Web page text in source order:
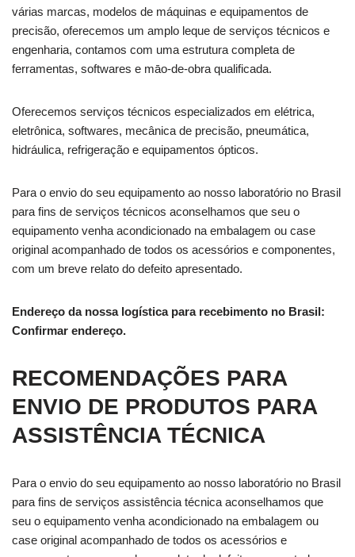
várias marcas, modelos de máquinas e equipamentos de
precisão, oferecemos um amplo leque de serviços técnicos e
engenharia, contamos com uma estrutura completa de
ferramentas, softwares e māo-de-obra qualificada.
Oferecemos serviços técnicos especializados em elétrica,
eletrônica, softwares, mecânica de precisão, pneumática,
hidráulica, refrigeração e equipamentos ópticos.
Para o envio do seu equipamento ao nosso laboratório no Brasil
para fins de serviços técnicos aconselhamos que seu o
equipamento venha acondicionado na embalagem ou case
original acompanhado de todos os acessórios e componentes,
com um breve relato do defeito apresentado.
Endereço da nossa logística para recebimento no Brasil:
Confirmar endereço.
RECOMENDAÇÕES PARA
ENVIO DE PRODUTOS PARA
ASSISTÊNCIA TÉCNICA
Para o envio do seu equipamento ao nosso laboratório no Brasil
para fins de serviços assistência técnica aconselhamos que
seu o equipamento venha acondicionado na embalagem ou
case original acompanhado de todos os acessórios e